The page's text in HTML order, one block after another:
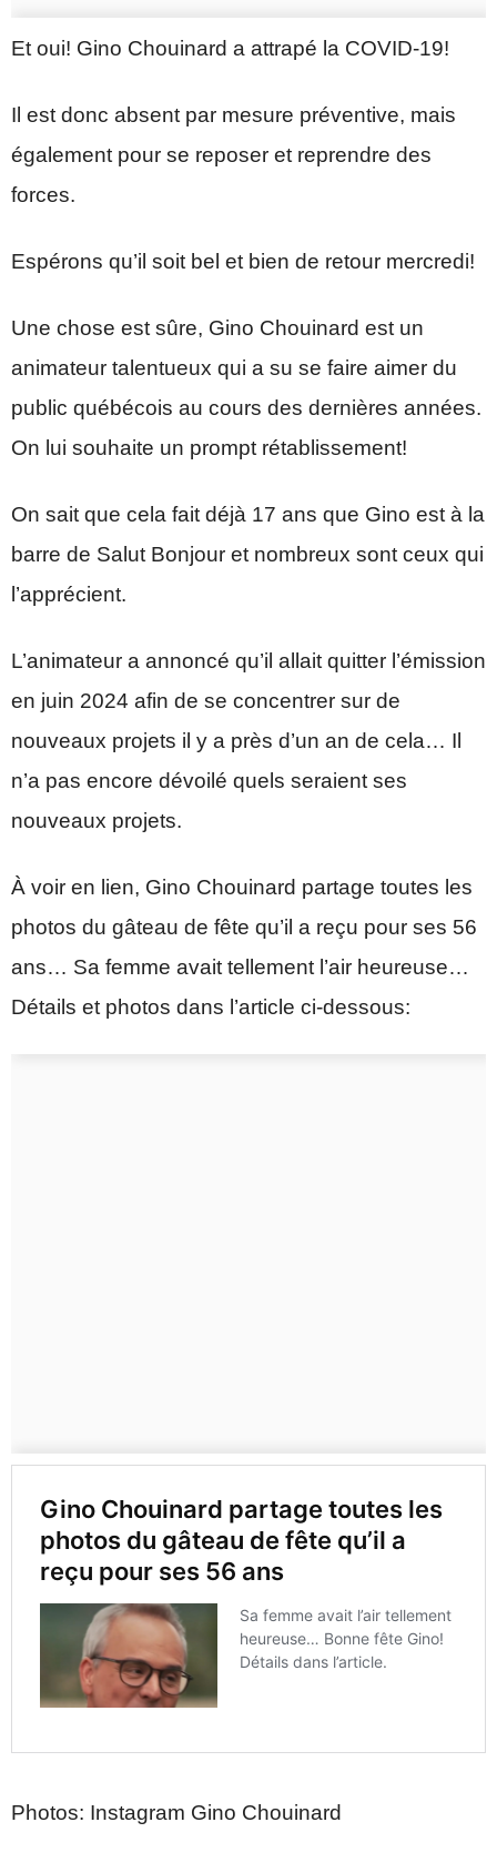
Et oui! Gino Chouinard a attrapé la COVID-19!
Il est donc absent par mesure préventive, mais
également pour se reposer et reprendre des
forces.
Espérons qu’il soit bel et bien de retour mercredi!
Une chose est sûre, Gino Chouinard est un
animateur talentueux qui a su se faire aimer du
public québécois au cours des dernières années.
On lui souhaite un prompt rétablissement!
On sait que cela fait déjà 17 ans que Gino est à la
barre de Salut Bonjour et nombreux sont ceux qui
l’apprécient.
L’animateur a annoncé qu’il allait quitter l’émission
en juin 2024 afin de se concentrer sur de
nouveaux projets il y a près d’un an de cela… Il
n’a pas encore dévoilé quels seraient ses
nouveaux projets.
À voir en lien, Gino Chouinard partage toutes les
photos du gâteau de fête qu’il a reçu pour ses 56
ans… Sa femme avait tellement l’air heureuse…
Détails et photos dans l’article ci-dessous:
Photos: Instagram Gino Chouinard